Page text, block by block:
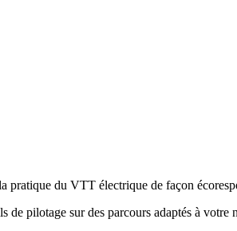
pratique du VTT électrique de façon
de pilotage sur des parcours adaptés à votre